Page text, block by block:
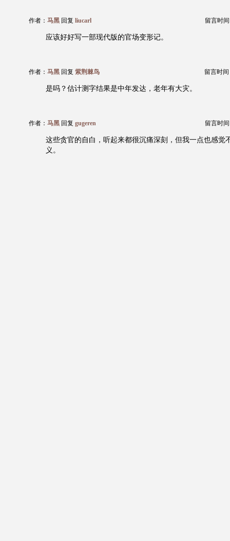
作者： 马黑 回复 liucarl 留言时间
应该好好写一部现代版的官场变形记。
作者： 马黑 回复 紫荆棘鸟 留言时间
是吗？估计测字结果是中年发达，老年有大灾。
作者： 马黑 回复 gugeren 留言时间
这些贪官的自白，听起来都很沉痛深刻，但我一点也感觉
义。